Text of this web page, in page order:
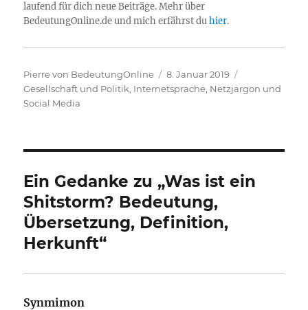
laufend für dich neue Beiträge. Mehr über
BedeutungOnline.de und mich erfährst duhier.
Autor
Pierre von BedeutungOnline
Veröffentlicht
am
8. Januar 2019
Gesellschaft und Politik Internetsprache, Netzjargon und
Social Media
Ein Gedanke zu „Was ist ein
Shitstorm? Bedeutung,
Übersetzung, Definition,
Herkunft“
Synmimon